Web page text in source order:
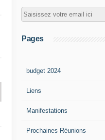
Pages
budget 2024
Liens
Manifestations
Prochaines Réunions